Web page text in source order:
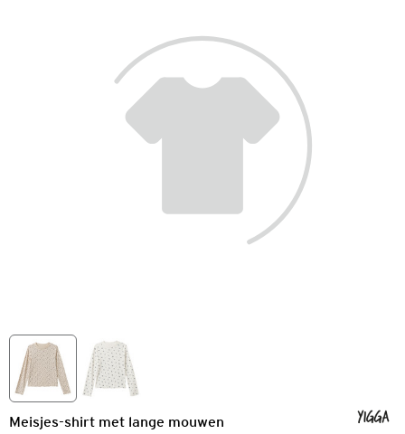
Meisjes-shirt met lange mouwen